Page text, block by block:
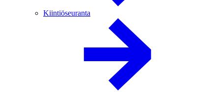
Kiintiöseuranta